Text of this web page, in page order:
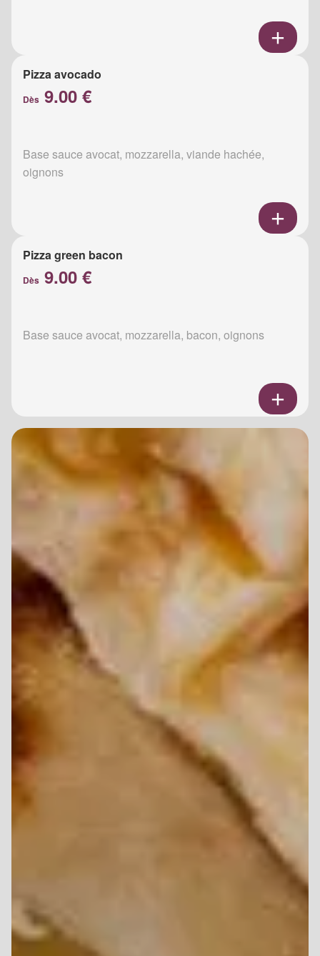
Pizza avocado
Dès 9.00 €
Base sauce avocat, mozzarella, viande hachée,
oignons
Pizza green bacon
Dès 9.00 €
Base sauce avocat, mozzarella, bacon, oignons